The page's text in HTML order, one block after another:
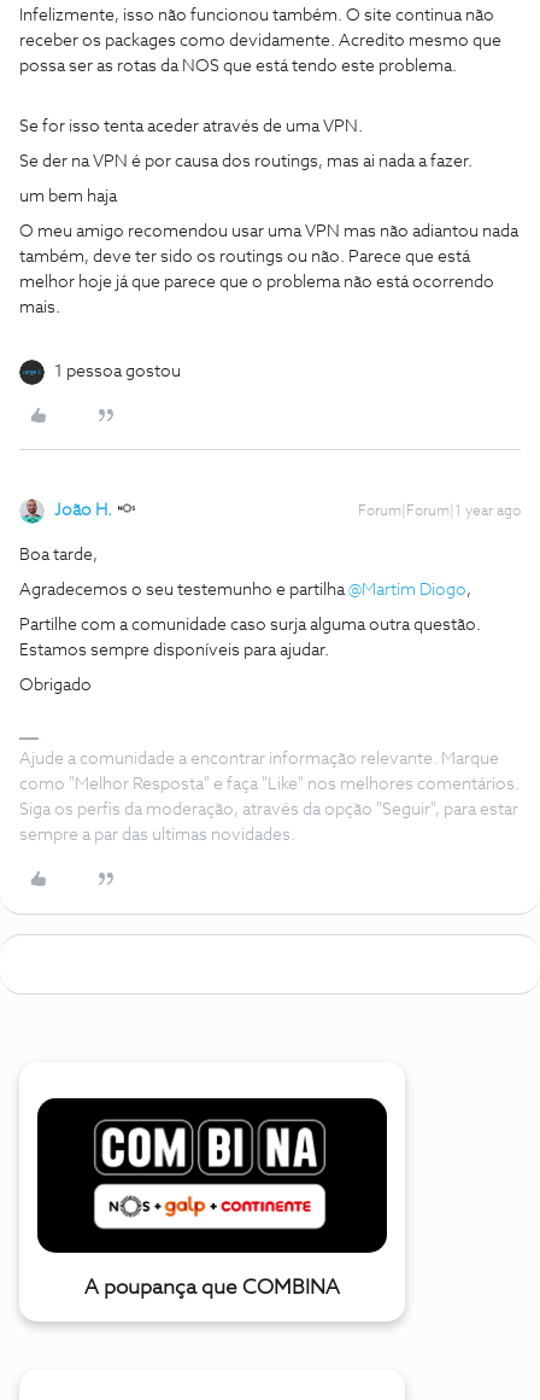
Infelizmente, isso não funcionou também. O site continua não
receber os packages como devidamente. Acredito mesmo que
possa ser as rotas da NOS que está tendo este problema.
Se for isso tenta aceder através de uma VPN.
Se der na VPN é por causa dos routings, mas ai nada a fazer.
um bem haja
O meu amigo recomendou usar uma VPN mas não adiantou nada
também, deve ter sido os routings ou não. Parece que está
melhor hoje já que parece que o problema não está ocorrendo
mais.
1 pessoa gostou
João H. Forum|Forum|1 year ago
Boa tarde,
Agradecemos o seu testemunho e partilha@Martim Diogo,
Partilhe com a comunidade caso surja alguma outra questão.
Estamos sempre disponíveis para ajudar.
Obrigado
Ajude a comunidade a encontrar informação relevante. Marque
como "Melhor Resposta" e faça "Like" nos melhores comentários.
Siga os perfis da moderação, através da opção "Seguir", para estar
sempre a par das ultimas novidades.
A poupança que COMBINA